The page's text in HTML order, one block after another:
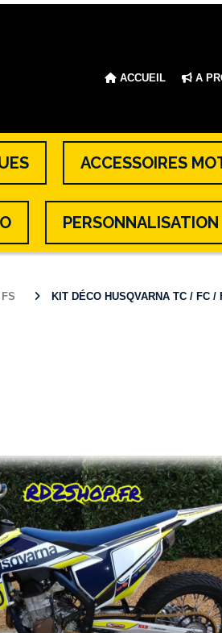
ACCUEIL A
ACCESSOIRES
PERSONNALISATION
KIT DÉCO HUSQVARNA TC / FC